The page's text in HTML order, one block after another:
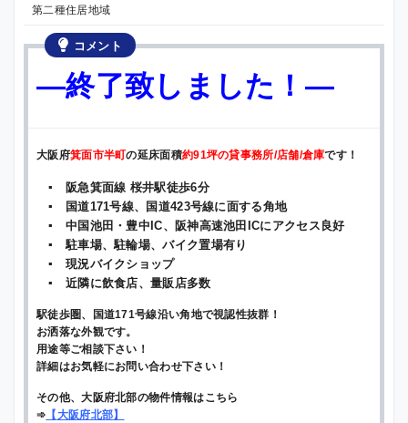
第二種住居地域
コメント
—終了致しました！—
大阪府箕面市半町の延床面積約91坪の貸事務所/店舗/倉庫です！
▪ 阪急箕面線 桜井駅徒歩6分
▪ 国道171号線、国道423号線に面する角地
▪ 中国池田・豊中IC、阪神高速池田ICにアクセス良好
▪ 駐車場、駐輪場、バイク置場有り
▪ 現況バイクショップ
▪ 近隣に飲食店、量販店多数
駅徒歩圏、国道171号線沿い角地で視認性抜群！
お洒落な外観です。
用途等ご相談下さい！
詳細はお気軽にお問い合わせ下さい！
その他、大阪府北部の物件情報はこちら
➾ 【大阪府北部】